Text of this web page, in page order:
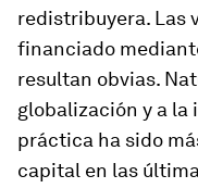
redistribuyera. Las
financiado
resultan obvias.
globalización y a la
práctica ha sido
capital en las